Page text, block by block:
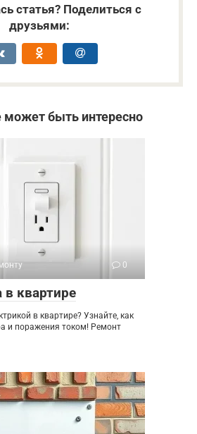
статья? Поделиться с
друзьями:
быть интересно
0
в квартире
в квартире? Узнайте, как
и поражения током! Ремонт